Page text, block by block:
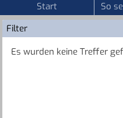
Start So
Filter
Es wurden keine Treffer